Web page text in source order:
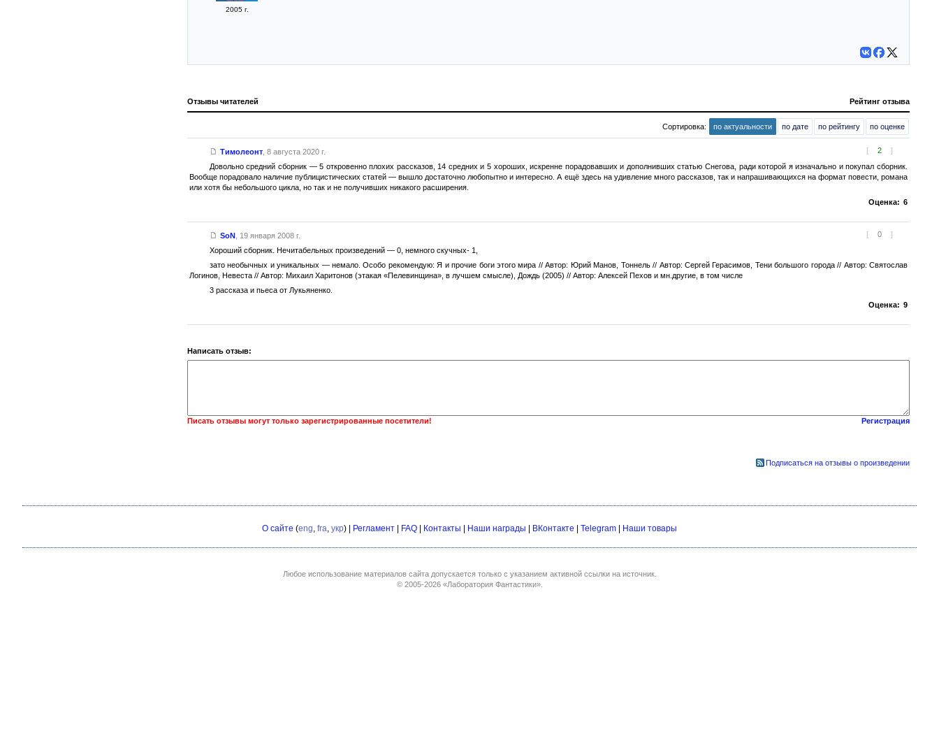
2005 г.
Отзывы читателей Рейтинг отзыва
Сортировка: по актуальности по дате по рейтингу по оценке
[ 2 ]
Тимолеонт, 8 августа 2020 г.
Довольно средний сборник — 5 откровенно плохих рассказов, 14 средних и 5 хороших, искренне порадовавших и дополнивших статью Снегова, ради которой я изначально и покупал сборник.
Вообще порадовало наличие публицистических статей — вышло достаточно любопытно и интересно. А ещё здесь на удивление много рассказов, так и напрашивающихся на формат повести, романа
или хотя бы небольшого цикла, но так и не получивших никакого расширения.
Оценка: 6
[ 0 ]
SoN, 19 января 2008 г.
Хороший сборник. Нечитабельных произведений — 0, немного скучных- 1,
зато необычных и уникальных — немало. Особо рекомендую: Я и прочие боги этого мира // Автор: Юрий Манов, Тоннель // Автор: Сергей Герасимов, Тени большого города // Автор: Святослав
Логинов, Невеста // Автор: Михаил Харитонов (этакая «Пелевинщина», в лучшем смысле), Дождь (2005) // Автор: Алексей Пехов и мн.другие, в том числе
3 рассказа и пьеса от Лукьяненко.
Оценка: 9
Написать отзыв:
Писать отзывы могут только зарегистрированные посетители! Регистрация
Подписаться на отзывы о произведении
О сайте (eng, fra, укр) | Регламент FAQ Контакты Наши награды ВКонтакте Telegram Наши товары
Любое использование материалов сайта допускается только с указанием активной ссылки на источник.
© 2005-2026 «Лаборатория Фантастики».